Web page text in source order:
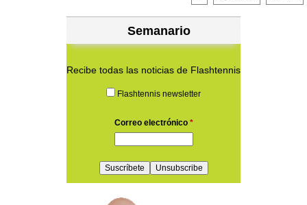
Semanario
Recibe todas las noticias de Flashtennis
Flashtennis newsletter
Correo electrónico *